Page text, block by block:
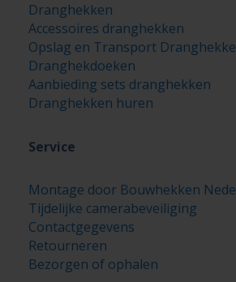
Dranghekken
Accessoires dranghekken
Opslag en Transport
Dranghekdoeken
Aanbieding sets dranghekken
Dranghekken huren
Service
Montage door Bouwhekken
Tijdelijke camerabeveiliging
Contactgegevens
Retourneren
Bezorgen of ophalen